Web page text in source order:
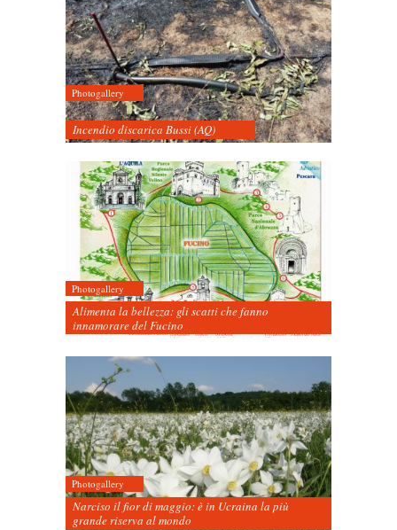
Photogallery
Incendio discarica Bussi (AQ)
Photogallery
Alimenta la bellezza: gli scatti che fanno
innamorare del Fucino
Photogallery
Narciso il fior di maggio: è in Ucraina la più
grande riserva al mondo